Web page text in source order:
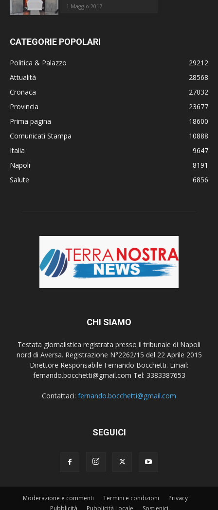
1 Maggio 2017
CATEGORIE POPOLARI
Politica & Palazzo
29212
Attualità
28568
Cronaca
27032
Provincia
23677
Prima pagina
18600
Comunicati Stampa
10888
Italia
9647
Napoli
8191
Salute
6856
CHI SIAMO
Testata giornalistica registrata presso il tribunale di Napoli
nord di Aversa. Registrazione N°2262/15 del 22 Aprile 2015
Direttore Responsabile Fernando Bocchetti. Email:
fernando.bocchetti@gmail.com Tel: 3383387653
Contattaci: fernando.bocchetti@gmail.com
SEGUICI
Moderazione e commenti Termini e condizioni
Privacy
Pubblicità
Pubblicità Locale Sostienici